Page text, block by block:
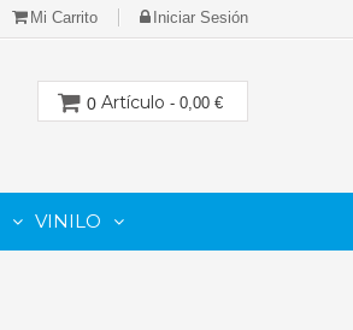
Mi Carrito Iniciar Sesión
Artículo - 0,00 €
0
VINILO